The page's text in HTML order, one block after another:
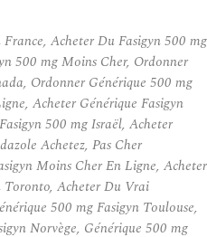
Acheter Du Fasigyn 500 mg
500 mg Moins Cher, Ordonner
Ordonner Générique 500 mg
Acheter Générique Fasigyn
500 mg Israël, Acheter
Achetez, Pas Cher
Moins Cher En Ligne, Acheter
Toronto, Acheter Du Vrai
500 mg Fasigyn Toulouse,
Norvège, Générique 500 mg